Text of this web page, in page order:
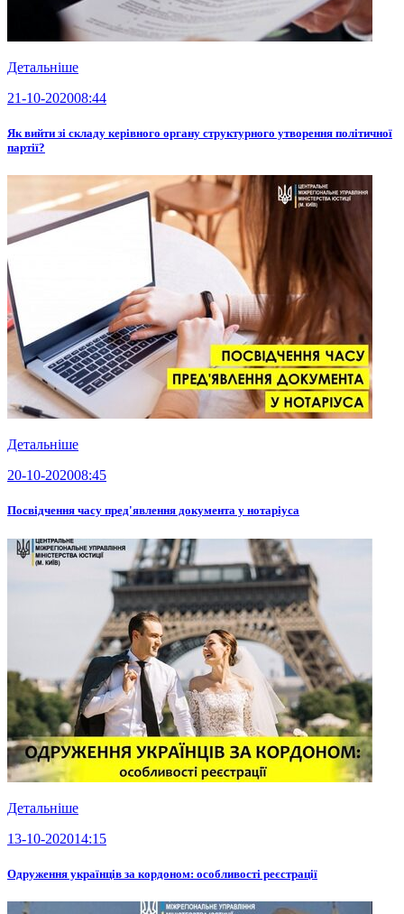
Детальніше
21-10-202008:44
Як вийти зі складу керівного органу структурного утворення політичної
партії?
Детальніше
20-10-202008:45
Посвідчення часу пред'явлення документа у нотаріуса
Детальніше
13-10-202014:15
Одруження українців за кордоном: особливості реєстрації